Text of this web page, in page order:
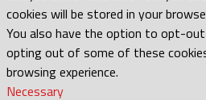
cookies will be stored in your
You also have the option to opt-
opting out of some of these
browsing experience.
Necessary